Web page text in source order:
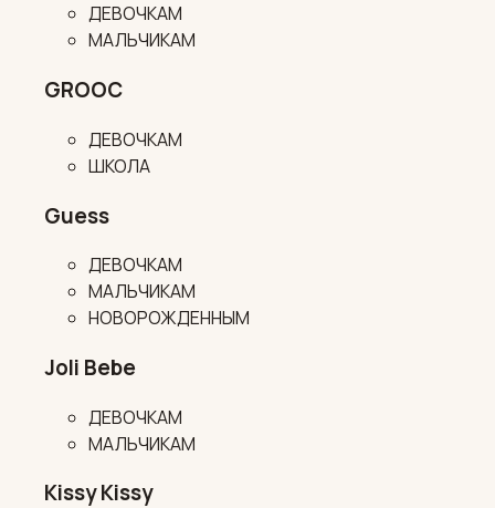
ДЕВОЧКАМ
МАЛЬЧИКАМ
GROOC
ДЕВОЧКАМ
ШКОЛА
Guess
ДЕВОЧКАМ
МАЛЬЧИКАМ
НОВОРОЖДЕННЫМ
Joli Bebe
ДЕВОЧКАМ
МАЛЬЧИКАМ
Kissy Kissy